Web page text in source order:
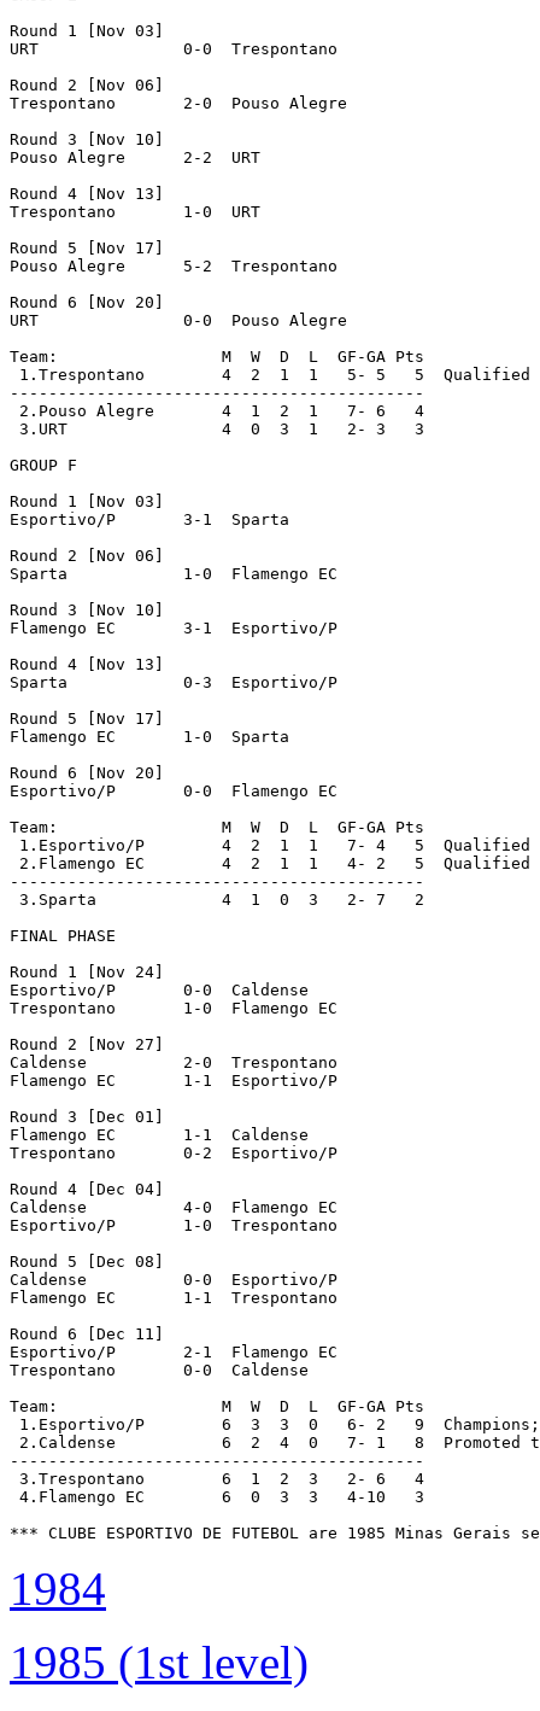
2.Caldense           6  2  4  0   7- 1   8  Promoted
-------------------------------------------
3.Trespontano        6  1  2  3   2- 6   4
4.Flamengo EC        6  0  3  3   4-10   3
1984
1985 (1st level)